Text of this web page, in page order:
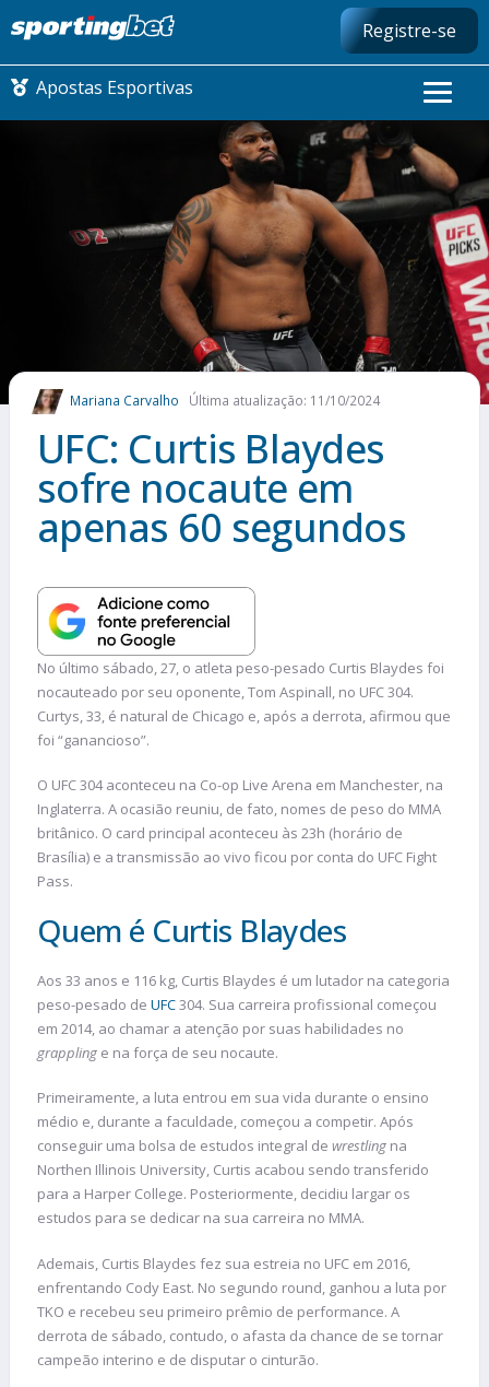
Registre-se
Apostas Esportivas
CONMEBOL LIBERTADORES
FUTEBOL NACIONAL
FUTEBOL INTERNACIONAL
COMO APOSTAR
MAIS ESPORTES
Mariana Carvalho Última atualização: 11/10/2024
UFC: Curtis Blaydes
sofre nocaute em
apenas 60 segundos
No último sábado, 27, o atleta peso-pesado Curtis Blaydes foi
nocauteado por seu oponente, Tom Aspinall, no UFC 304.
Curtys, 33, é natural de Chicago e, após a derrota, afirmou que
foi “ganancioso”.
O UFC 304 aconteceu na Co-op Live Arena em Manchester, na
Inglaterra. A ocasião reuniu, de fato, nomes de peso do MMA
britânico. O card principal aconteceu às 23h (horário de
Brasília) e a transmissão ao vivo ficou por conta do UFC Fight
Pass.
Quem é Curtis Blaydes
Aos 33 anos e 116 kg, Curtis Blaydes é um lutador na categoria
peso-pesado de UFC304. Sua carreira profissional começou
em 2014, ao chamar a atenção por suas habilidades no
grappling e na força de seu nocaute.
Primeiramente, a luta entrou em sua vida durante o ensino
médio e, durante a faculdade, começou a competir. Após
conseguir uma bolsa de estudos integral de wrestling na
Northen Illinois University, Curtis acabou sendo transferido
para a Harper College. Posteriormente, decidiu largar os
estudos para se dedicar na sua carreira no MMA.
Ademais, Curtis Blaydes fez sua estreia no UFC em 2016,
enfrentando Cody East. No segundo round, ganhou a luta por
TKO e recebeu seu primeiro prêmio de performance. A
derrota de sábado, contudo, o afasta da chance de se tornar
campeão interino e de disputar o cinturão.